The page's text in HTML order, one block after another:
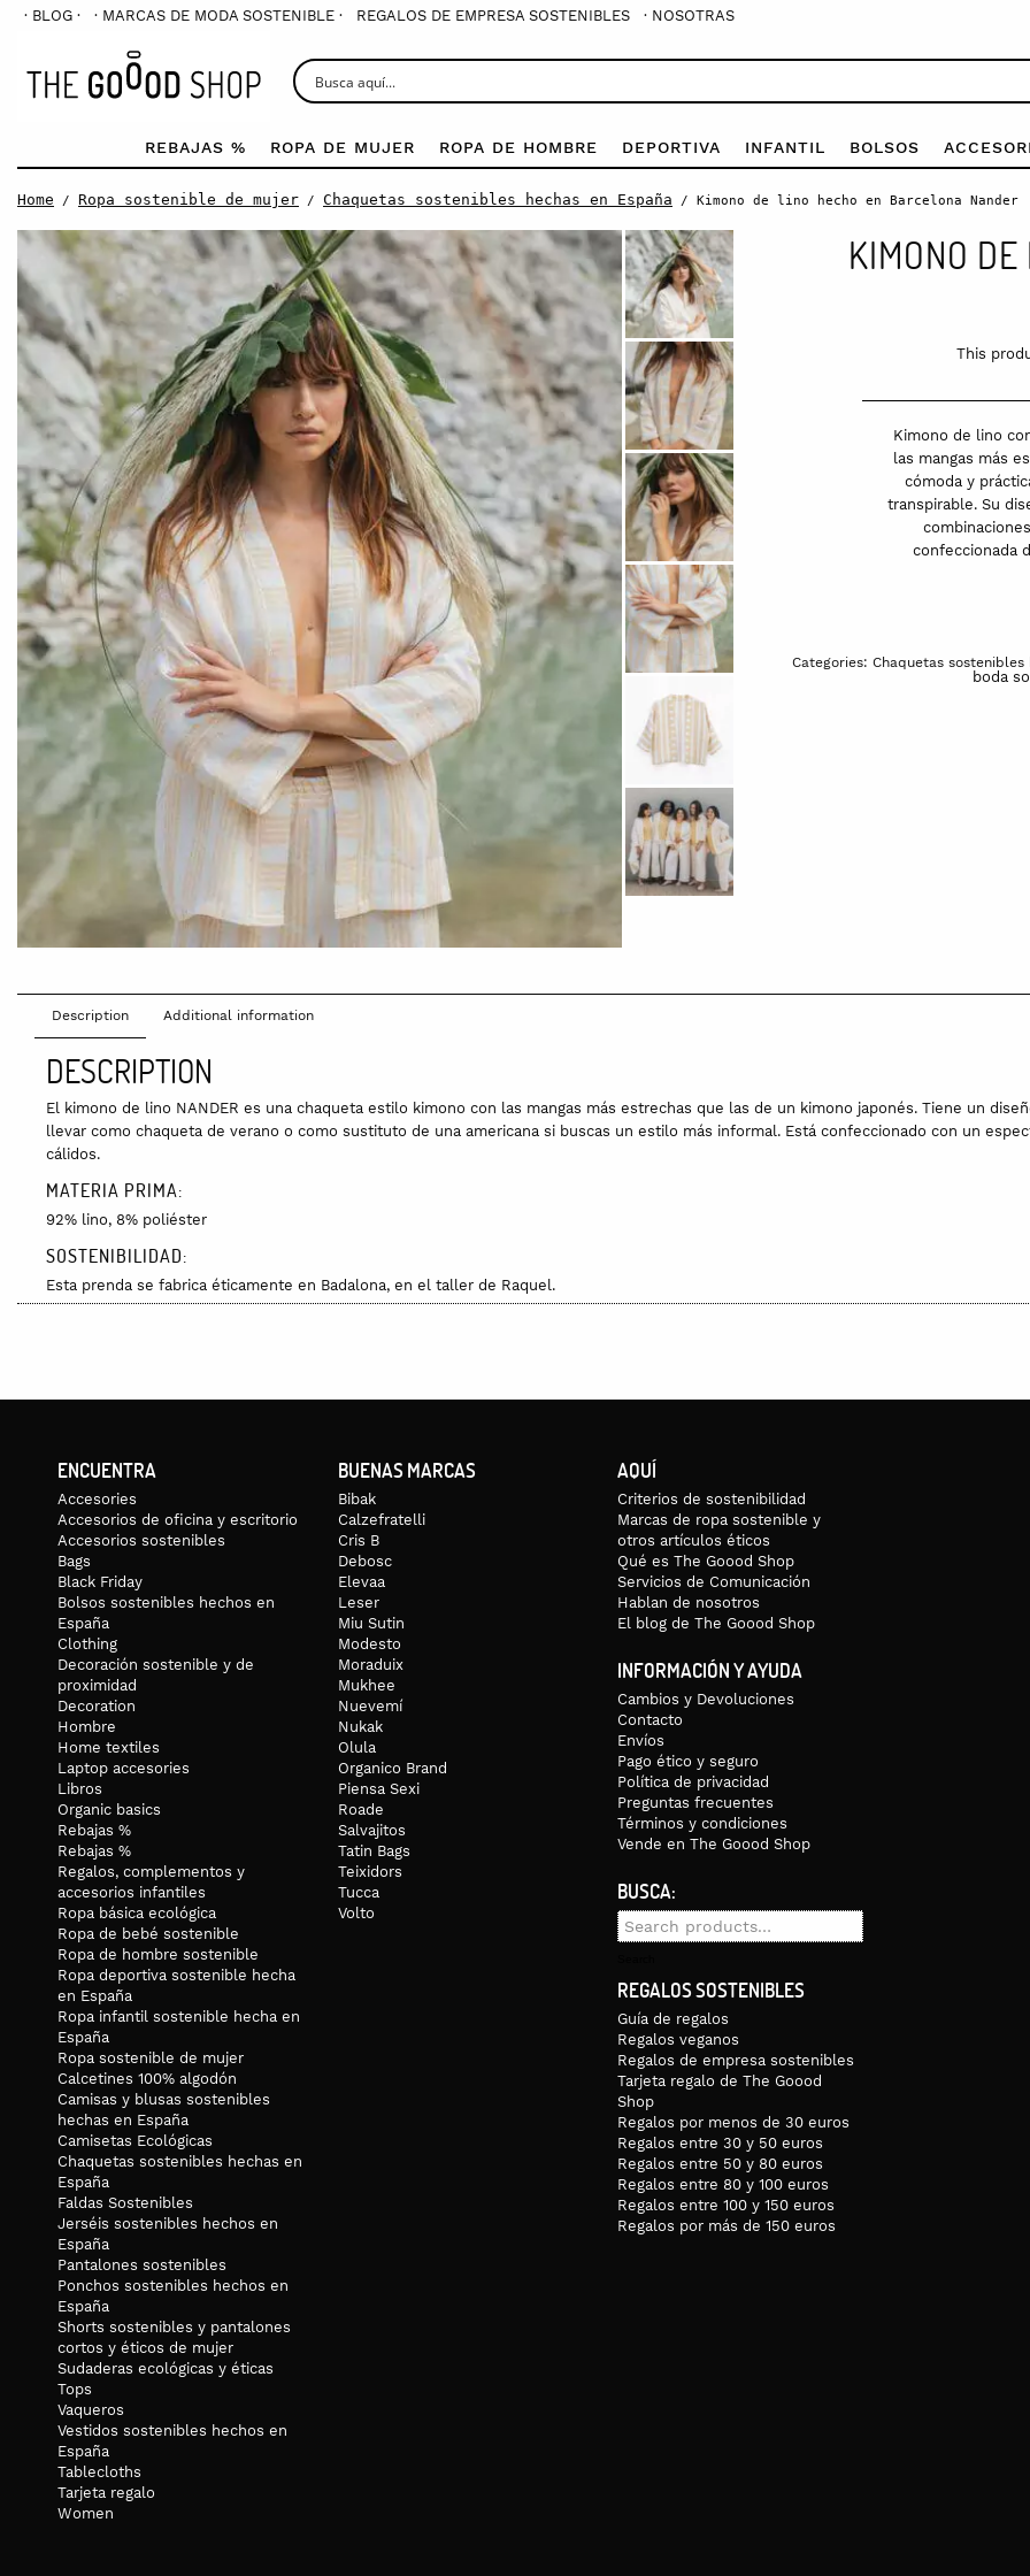
· BLOG · · MARCAS DE MODA SOSTENIBLE · REGALOS DE EMPRESA SOSTENIBLES · NOSOTRAS
REBAJAS % ROPA DE MUJER ROPA DE HOMBRE DEPORTIVA INFANTIL BOLSOS
Home / Ropa sostenible de mujer / Chaquetas sostenibles hechas en España / Kimono de lino hecho en Barcelona Nander
KIMONO
This
Kimono de lino
las mangas más
cómoda y
transpirable. Su
confeccionada
Categories: Chaquetas sostenibles
boda
Description Additional information
DESCRIPTION
El kimono de lino NANDER es una chaqueta estilo kimono con las mangas más estrechas que las de un kimono japonés. Tiene un
llevar como chaqueta de verano o como sustituto de una americana si buscas un estilo más informal. Está confeccionado con un
cálidos.
MATERIA PRIMA:
92% lino, 8% poliéster
SOSTENIBILIDAD:
Esta prenda se fabrica éticamente en Badalona, en el taller de Raquel.
La modelo mide 1,71 y lleva una talla S Estas medidas se refieren a la pieza en si y serán distintas a las medidas de tu cuerpo (las
medidas de tu cuerpo y las cinturas elásticas probablemente más pequeñas). Todas las medidas de las piezas les tomamos en plano,
ejemplo si la medida de la apertura de la manga en plano es 12, el control total de apertura de la manga será 24. Las medidas son
ropa hecha a mano. La mejor manera que las medidas de las piezas te sea útil será comparándolas con artículos que ya tengas y te
plana posible pero sin estirarla.
CUIDADOS:
Lavar con agua fría y con colores similares. Recomendamos no usar la secadora. Para plancharlo hacerlo siempre del revés para
prendas de ropa, más tiempo podremos disfrutar de ellas en el mejor estado.
ENVÍOS:
Los envíos a Península e Islas tienen un coste de 6 euros, a países de la Unión Europea de 15 euros y a países del resto del mundo de
ENCUENTRA
Accesories
Accesorios de oficina y escritorio
Accesorios sostenibles
Bags
Black Friday
Bolsos sostenibles hechos en
España
Clothing
Decoración sostenible y de
proximidad
Decoration
Hombre
Home textiles
Laptop accesories
Libros
Organic basics
Rebajas %
Rebajas %
Regalos, complementos y
accesorios infantiles
Ropa básica ecológica
Ropa de bebé sostenible
Ropa de hombre sostenible
Ropa deportiva sostenible hecha
en España
Ropa infantil sostenible hecha en
España
Ropa sostenible de mujer
Calcetines 100% algodón
Camisas y blusas sostenibles
hechas en España
Camisetas Ecológicas
Chaquetas sostenibles hechas en
España
Faldas Sostenibles
Jerséis sostenibles hechos en
España
Pantalones sostenibles
Ponchos sostenibles hechos en
España
Shorts sostenibles y pantalones
cortos y éticos de mujer
Sudaderas ecológicas y éticas
Tops
Vaqueros
Vestidos sostenibles hechos en
España
Tablecloths
Tarjeta regalo
Women
BUENAS MARCAS
Bibak
Calzefratelli
Cris B
Debosc
Elevaa
Leser
Miu Sutin
Modesto
Moraduix
Mukhee
Nuevemí
Nukak
Olula
Organico Brand
Piensa Sexi
Roade
Salvajitos
Tatin Bags
Teixidors
Tucca
Volto
AQUÍ
Criterios de sostenibilidad
Marcas de ropa sostenible y
otros artículos éticos
Qué es The Goood Shop
Servicios de Comunicación
Hablan de nosotros
El blog de The Goood Shop
INFORMACIÓN Y AYUDA
Cambios y Devoluciones
Contacto
Envíos
Pago ético y seguro
Política de privacidad
Preguntas frecuentes
Términos y condiciones
Vende en The Goood Shop
BUSCA:
Search
REGALOS SOSTENIBLES
Guía de regalos
Regalos veganos
Regalos de empresa sostenibles
Tarjeta regalo de The Goood
Shop
Regalos por menos de 30 euros
Regalos entre 30 y 50 euros
Regalos entre 50 y 80 euros
Regalos entre 80 y 100 euros
Regalos entre 100 y 150 euros
Regalos por más de 150 euros